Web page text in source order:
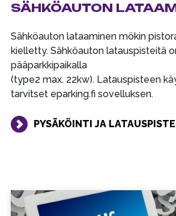
SÄHKÖAUTON
Sähköauton lataaminen mökin
kielletty. Sähköauton latauspisteitä
pääparkkipaikalla
(type2 max. 22kw). Latauspisteen
tarvitset eparking.fi sovelluksen.
PYSÄKÖINTI JA